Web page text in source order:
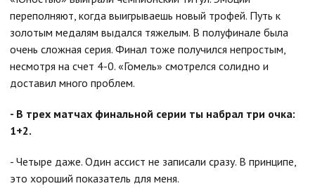
переполняют, когда выигрываешь новый трофей. Путь к
золотым медалям выдался тяжелым. В полуфинале была
очень сложная серия. Финал тоже получился непростым,
несмотря на счет 4-0. «Гомель» смотрелся солидно и
доставил много проблем.
- В трех матчах финальной серии ты набрал три очка:
1+2.
- Четыре даже. Один ассист не записали сразу. В принципе,
это хороший показатель для меня.